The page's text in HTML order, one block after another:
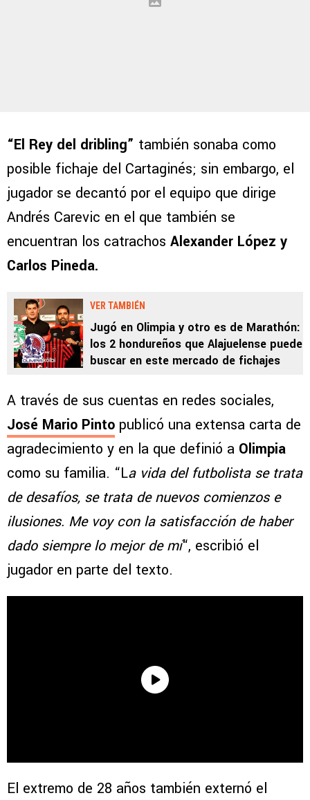
“El Rey del dribling” también sonaba como
posible fichaje del Cartaginés; sin embargo, el
jugador se decantó por el equipo que dirige
Andrés Carevic en el que también se
encuentran los catrachos Alexander López y
Carlos Pineda.
VER TAMBIÉN
Jugó en Olimpia y otro es de Marathón:
los 2 hondureños que Alajuelense puede
buscar en este mercado de fichajes
A través de sus cuentas en redes sociales,
José Mario Pinto publicó una extensa carta de
agradecimiento y en la que definió a Olimpia
como su familia. “La vida del futbolista se trata
de desafíos, se trata de nuevos comienzos e
ilusiones. Me voy con la satisfacción de haber
dado siempre lo mejor de mí“, escribió el
jugador en parte del texto.
El extremo de 28 años también externó el